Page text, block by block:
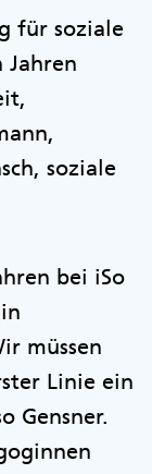
für soziale
Jahren
soziale
bei iSo
müssen
Linie ein
Gensner.